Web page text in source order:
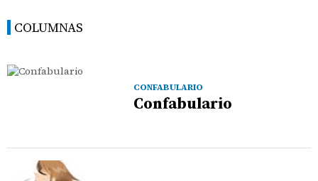
COLUMNAS
CONFABULARIO
Confabulario